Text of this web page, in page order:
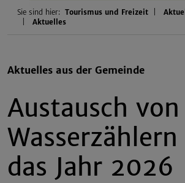
Sie sind hier: Tourismus und Freizeit
Aktuelles
Aktuelles aus der Gemeinde
Austausch von
das Jahr 2026